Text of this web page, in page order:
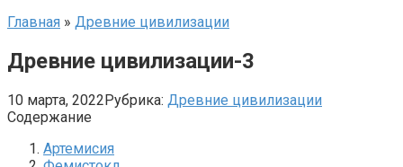
Главная » Древние цивилизации
Древние цивилизации-3
10 марта, 2022Рубрика: Древние цивилизации
Содержание
Артемисия